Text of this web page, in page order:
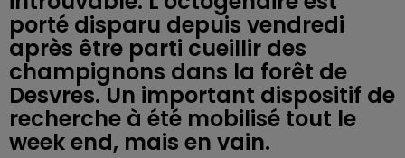
porté disparu depuis vendredi
après être parti cueillir des
champignons dans la forêt de
Desvres. Un important dispositif de
recherche à été mobilisé tout le
week end, mais en vain.